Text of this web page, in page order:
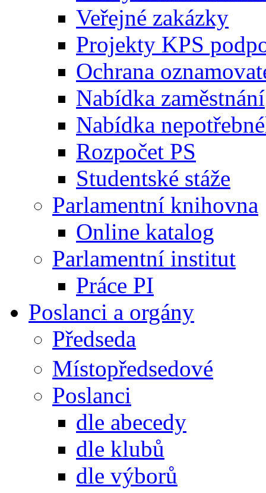
Veřejné zakázky
Projekty KPS
Ochrana
Nabídka zaměstnání
Nabídka
Rozpočet PS
Studentské stáže
Parlamentní knihovna
Online katalog
Parlamentní institut
Práce PI
Poslanci a orgány
Předseda
Místopředsedové
Poslanci
dle abecedy
dle klubů
dle výborů